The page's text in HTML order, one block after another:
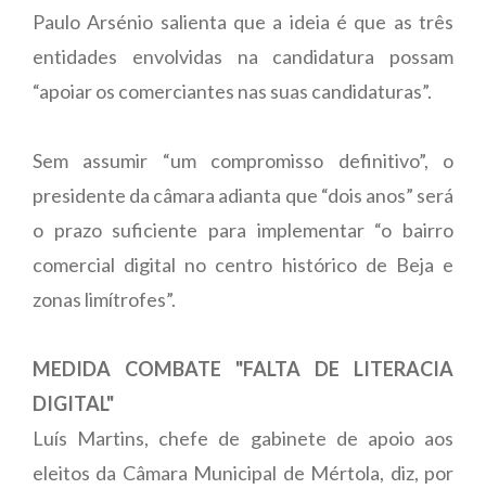
Paulo Arsénio salienta que a ideia é que as três
entidades envolvidas na candidatura possam
“apoiar os comerciantes nas suas candidaturas”.
Sem assumir “um compromisso definitivo”, o
presidente da câmara adianta que “dois anos” será
o prazo suficiente para implementar “o bairro
comercial digital no centro histórico de Beja e
zonas limítrofes”.
MEDIDA COMBATE "FALTA DE LITERACIA
DIGITAL"
Luís Martins, chefe de gabinete de apoio aos
eleitos da Câmara Municipal de Mértola, diz, por